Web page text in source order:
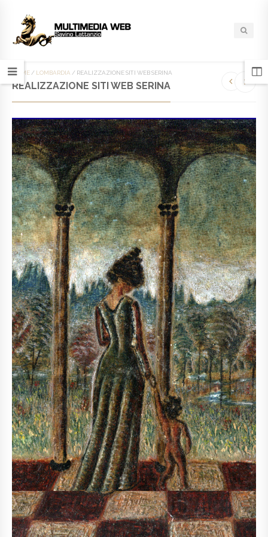
HOME / LOMBARDIA / REALIZZAZIONE SITI WEB SERINA
REALIZZAZIONE SITI WEB SERINA